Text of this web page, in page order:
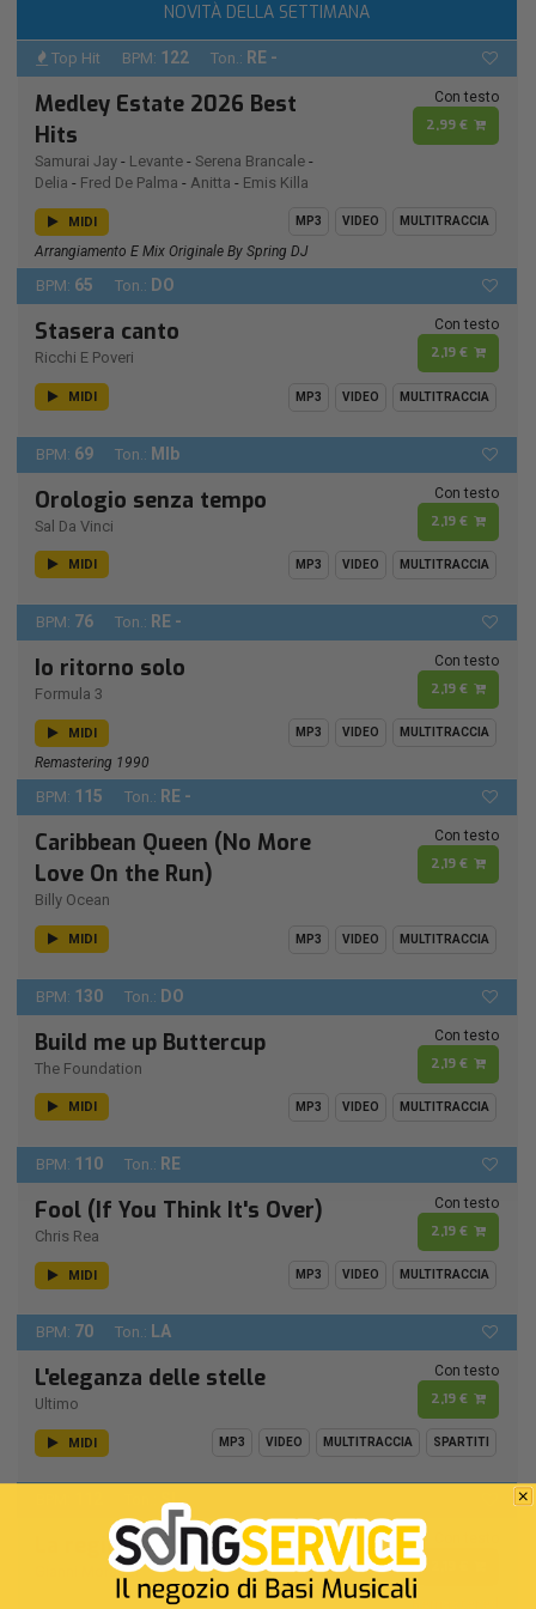
NOVITÀ DELLA SETTIMANA
Top Hit BPM: 122 Ton.: RE -
Medley Estate 2026 Best
Hits
Samurai Jay - Levante - Serena Brancale -
Delia - Fred De Palma - Anitta - Emis Killa
Con testo
2,99 €
MIDI MP3 VIDEO MULTITRACCIA
Arrangiamento E Mix Originale By Spring DJ
BPM: 65 Ton.: DO
Stasera canto
Ricchi E Poveri
Con testo
2,19 €
MIDI MP3 VIDEO MULTITRACCIA
BPM: 69 Ton.: MIb
Orologio senza tempo
Sal Da Vinci
Con testo
2,19 €
MIDI MP3 VIDEO MULTITRACCIA
BPM: 76 Ton.: RE -
Io ritorno solo
Formula 3
Con testo
2,19 €
MIDI MP3 VIDEO MULTITRACCIA
Remastering 1990
BPM: 115 Ton.: RE -
Caribbean Queen (No More
Love On the Run)
Billy Ocean
Con testo
2,19 €
MIDI MP3 VIDEO MULTITRACCIA
BPM: 130 Ton.: DO
Build me up Buttercup
The Foundation
Con testo
2,19 €
MIDI MP3 VIDEO MULTITRACCIA
BPM: 110 Ton.: RE
Fool (If You Think It's Over)
Chris Rea
Con testo
2,19 €
MIDI MP3 VIDEO MULTITRACCIA
BPM: 70 Ton.: LA
L'eleganza delle stelle
Ultimo
Con testo
2,19 €
MIDI MP3 VIDEO MULTITRACCIA SPARTITI
SI
La regina dell'ultimo tango
Gianni Morandi
Remastered